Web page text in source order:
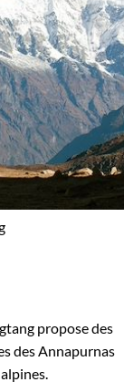
propose des
des Annapurnas